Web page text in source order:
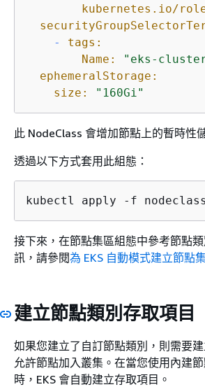
kubernetes.io/
-
tags:
Name:
"eks-
ephemeralStorage:
size:
"160Gi"
此 NodeClass 會增加節點上的暫時性
透過以下方式套用此組態：
kubectl apply -f
接下來，在節點集區組態中參考節點
訊，請參閱為 EKS 自動模式建立節點
建立節點類別存取項目
如果您建立了自訂節點類別，則需要
允許節點加入叢集。在當您使用內建
時，EKS 會自動建立存取項目。